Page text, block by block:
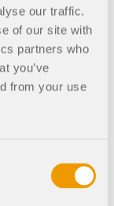
our traffic.
of our site with
partners who
you’ve
from your use
2 180,00 USD